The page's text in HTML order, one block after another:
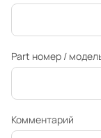
Part номер /
Комментарий